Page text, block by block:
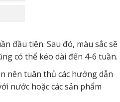
đầu tiên. Sau đó, màu sắc sẽ
có thể kéo dài đến 4-6 tuần.
nên tuân thủ các hướng dẫn
nước hoặc các sản phẩm